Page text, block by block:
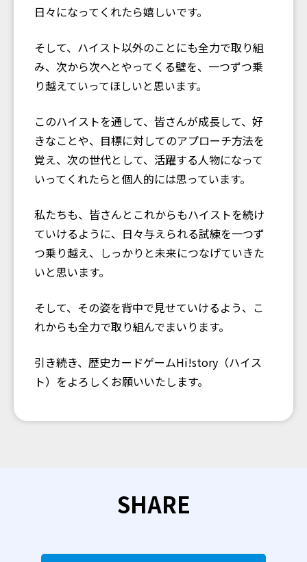
日々になってくれたら嬉しいです。
そして、ハイスト以外のことにも全力で取り組
み、次から次へとやってくる壁を、一つずつ乗
り越えていってほしいと思います。
このハイストを通して、皆さんが成長して、好
きなことや、目標に対してのアプローチ方法を
覚え、次の世代として、活躍する人物になって
いってくれたらと個人的には思っています。
私たちも、皆さんとこれからもハイストを続け
ていけるように、日々与えられる試練を一つず
つ乗り越え、しっかりと未来につなげていきた
いと思います。
そして、その姿を背中で見せていけるよう、こ
れからも全力で取り組んでまいります。
引き続き、歴史カードゲームHi!story（ハイス
ト）をよろしくお願いいたします。
SHARE